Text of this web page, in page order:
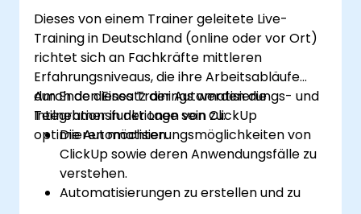
integrieren und dabei agile sowie lean-
Prinzipien nutzen können, um „gerade
ausreichend“ an Prozessen zu schaffen. So
gewährleisten sie, dass die Prozessleistung
stets mit den übergeordneten
Unternehmenszielen übereinstimmt.
Dieses von einem Trainer geleitete Live-
Training in Deutschland (online oder vor Ort)
richtet sich an Fachkräfte mittleren
Erfahrungsniveaus, die ihre Arbeitsabläufe
durch den Einsatz der Automatisierungs- und
Integrationsfunktionen von ClickUp
optimieren möchten.
Am Ende dieses Trainings werden die
Teilnehmer in der Lage sein zu:
Die Automatisierungsmöglichkeiten von
ClickUp sowie deren Anwendungsfälle zu
verstehen.
Automatisierungen zu erstellen und zu